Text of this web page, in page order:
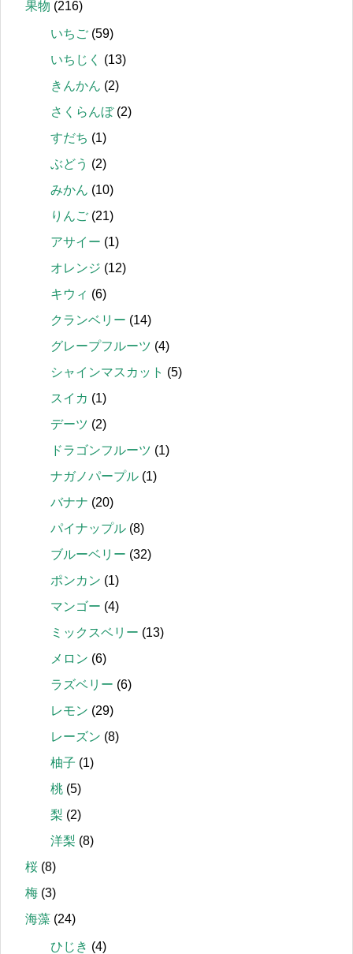
果物 (216)
いちご (59)
いちじく
(13)
きんかん (2)
さくらんぼ(2)
すだち (1)
ぶどう (2)
みかん (10)
りんご (21)
アサイー (1)
オレンジ (12)
キウィ (6)
クランベリー (14)
グレープフルーツ (4)
シャインマスカット (5)
スイカ (1)
デーツ (2)
ドラゴンフルーツ (1)
ナガノパープル (1)
バナナ (20)
パイナップル (8)
ブルーベリー (32)
ポンカン (1)
マンゴー (4)
ミックスベリー (13)
メロン (6)
ラズベリー (6)
レモン (29)
レーズン (8)
柚子 (1)
桃 (5)
梨 (2)
洋梨 (8)
桜 (8)
梅 (3)
海藻 (24)
ひじき (4)